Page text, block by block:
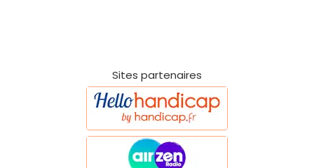
Sites partenaires